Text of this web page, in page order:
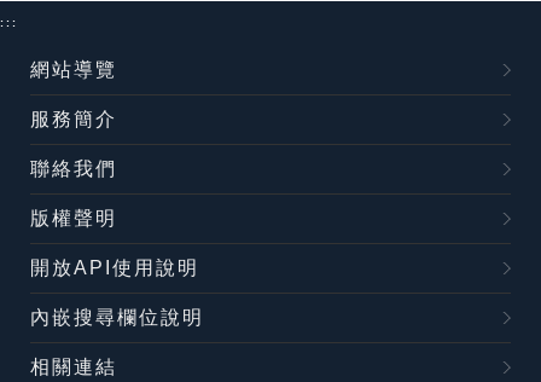
:::
網站導覽
服務簡介
聯絡我們
版權聲明
開放API使用說明
內嵌搜尋欄位說明
相關連結